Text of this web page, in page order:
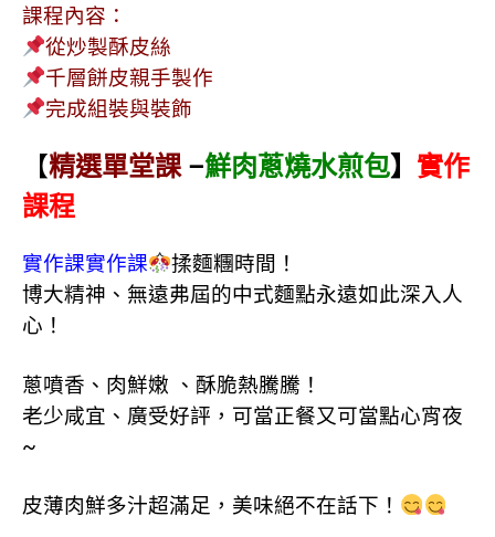
課程內容：
從炒製酥皮絲
千層餅皮親手製作
完成組裝與裝飾
【精選單堂課–鮮肉蔥燒水煎包】 實作
課程
實作課實作課
揉麵糰時間！
博大精神、無遠弗屆的中式麵點永遠如此深入人
心！
蔥噴香、肉鮮嫩 、酥脆熱騰騰！
老少咸宜、廣受好評， 可當正餐又可當點心宵夜
~
皮薄肉鮮多汁超滿足，美味絕不在話下！